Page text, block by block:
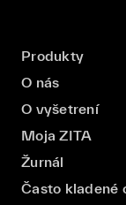
Produkty
O nás
O vyšetrení
Moja ZITA
Žurnál
Často kladené